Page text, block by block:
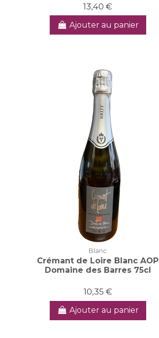
13,40 €
Ajouter au panier
Blanc
Crémant de Loire Blanc AOP
Domaine des Barres 75cl
10,35 €
Ajouter au panier